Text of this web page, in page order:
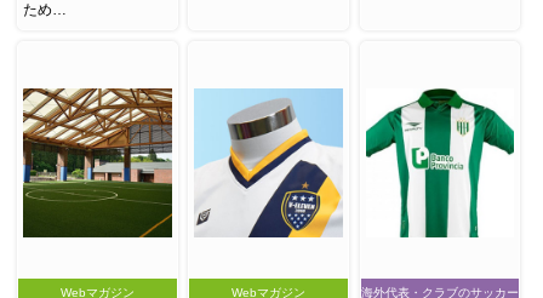
ため…
Webマガジン Webマガジン 海外代表・クラブのサッカー